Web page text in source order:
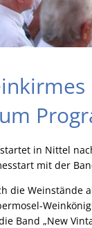
in Nittel
mit der
die
Band „New